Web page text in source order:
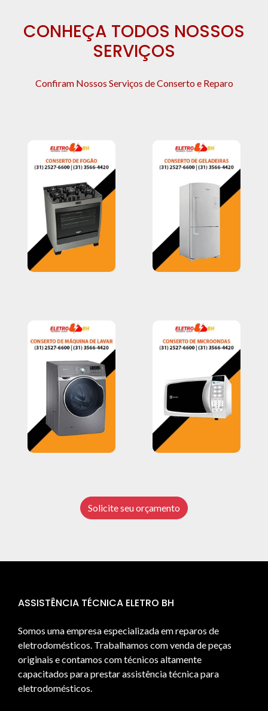
CONHEÇA TODOS NOSSOS
SERVIÇOS
Confiram Nossos Serviços de Conserto e Reparo
Solicite seu orçamento
ASSISTÊNCIA TÉCNICA ELETRO BH
Somos uma empresa especializada em reparos de
eletrodomésticos. Trabalhamos com venda de peças
originais e contamos com técnicos altamente
capacitados para prestar assistência técnica para
eletrodomésticos.